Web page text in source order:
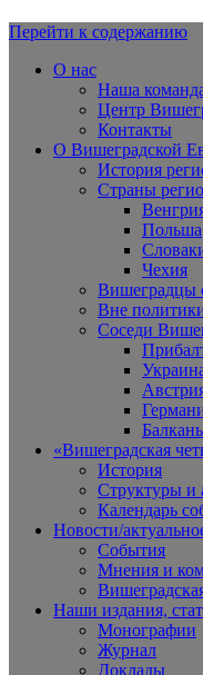
Перейти к содержанию
О нас
Наша
Центр
Контакты
О Вишеградской
История
Страны
Польша
Чехия
Вишеградцы
Вне
Соседи
«Вишеградская
История
Структуры и
Календарь
Новости/
События
Мнения и
Наши издания,
Монографии
Журнал
Доклады